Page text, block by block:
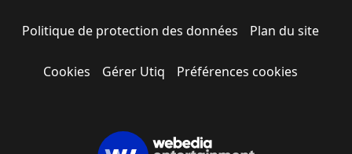
Politique de protection des données Plan du site
Cookies Gérer Utiq Préférences cookies